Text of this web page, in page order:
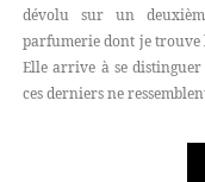
dévolu sur un
parfumerie dont je trouve
Elle arrive à se
ces derniers ne